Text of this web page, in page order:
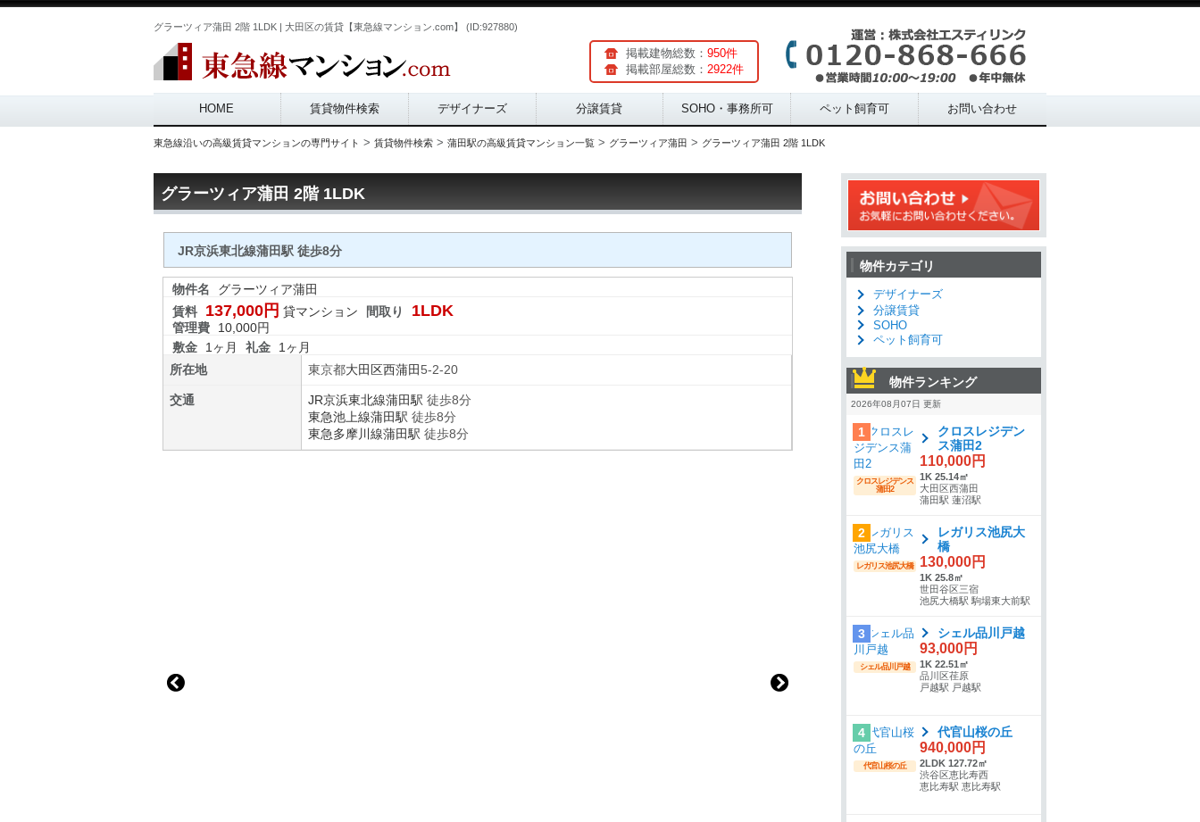
グラーツィア蒲田 2階 1LDK | 大田区の賃貸【東急線マンション.com】 (ID:927880)
掲載建物総数： 950件
掲載部屋総数： 2922件
Main menu
HOME 賃貸物件検索 デザイナーズ 分譲賃貸 SOHO・事務所可 ペット飼育可 お問い合わせ
東急線沿いの高級賃貸マンションの専門サイト > 賃貸物件検索 > 蒲田駅の高級賃貸マンション一覧 > グラーツィア蒲田 > グラーツィア蒲田 2階 1LDK
グラーツィア蒲田 2階 1LDK
JR京浜東北線蒲田駅 徒歩8分
物件名
グラーツィア蒲田
賃料
137,000円 貸マンション 間取り 1LDK
管理費
10,000円
敷金
1ヶ月 礼金
1ヶ月
所在地
東京都大田区西蒲田5-2-20
交通 JR京浜東北線蒲田駅 徒歩8分
東急池上線蒲田駅 徒歩8分
東急多摩川線蒲田駅 徒歩8分
物件カテゴリ
デザイナーズ
分譲賃貸
SOHO
ペット飼育可
物件ランキング
2026年08月07日 更新
1
クロスレジデンス
蒲田2
クロスレジデン
ス蒲田2
110,000円
1K 25.14㎡
大田区西蒲田
蒲田駅 蓮沼駅
2
レガリス池尻大橋
レガリス池尻大
橋
130,000円
1K 25.8㎡
世田谷区三宿
池尻大橋駅 駒場東大前駅
3
シェル品川戸越
シェル品川戸越
93,000円
1K 22.51㎡
品川区荏原
戸越駅 戸越駅
4
代官山桜の丘
代官山桜の丘
940,000円
2LDK 127.72㎡
渋谷区恵比寿西
恵比寿駅 恵比寿駅